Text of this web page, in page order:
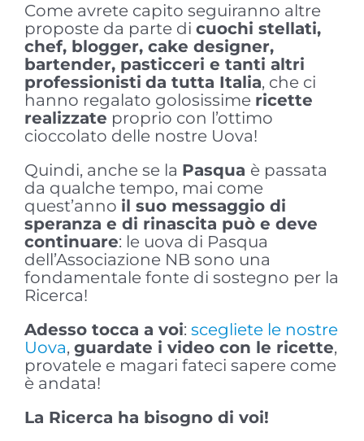
Come avrete capito seguiranno altre
proposte da parte di cuochi stellati,
chef, blogger, cake designer,
bartender, pasticceri e tanti altri
professionisti da tutta Italia, che ci
hanno regalato golosissime ricette
realizzate proprio con l’ottimo
cioccolato delle nostre Uova!
Quindi, anche se la Pasqua è passata
da qualche tempo, mai come
quest’anno il suo messaggio di
speranza e di rinascita può e deve
continuare: le uova di Pasqua
dell’Associazione NB sono una
fondamentale fonte di sostegno per la
Ricerca!
Adesso tocca a voi: scegliete le nostre
Uova, guardate i video con le ricette,
provatele e magari fateci sapere come
è andata!
La Ricerca ha bisogno di voi!